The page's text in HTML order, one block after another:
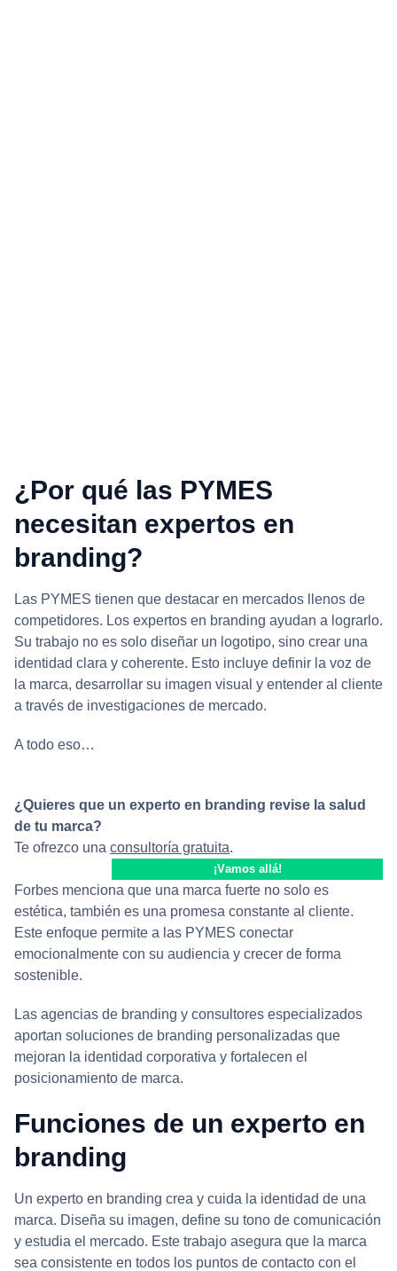
¿Por qué las PYMES
necesitan expertos en
branding?
Las PYMES tienen que destacar en mercados llenos de
competidores. Los expertos en branding ayudan a lograrlo.
Su trabajo no es solo diseñar un logotipo, sino crear una
identidad clara y coherente. Esto incluye definir la voz de
la marca, desarrollar su imagen visual y entender al cliente
a través de investigaciones de mercado.
A todo eso…
¿Quieres que un experto en branding revise la salud
de tu marca?
Te ofrezco una consultoría gratuita.
¡Vamos allá!
Forbes menciona que una marca fuerte no solo es
estética, también es una promesa constante al cliente.
Este enfoque permite a las PYMES conectar
emocionalmente con su audiencia y crecer de forma
sostenible.
Las agencias de branding y consultores especializados
aportan soluciones de branding personalizadas que
mejoran la identidad corporativa y fortalecen el
posicionamiento de marca.
Funciones de un experto en
branding
Un experto en branding crea y cuida la identidad de una
marca. Diseña su imagen, define su tono de comunicación
y estudia el mercado. Este trabajo asegura que la marca
sea consistente en todos los puntos de contacto con el